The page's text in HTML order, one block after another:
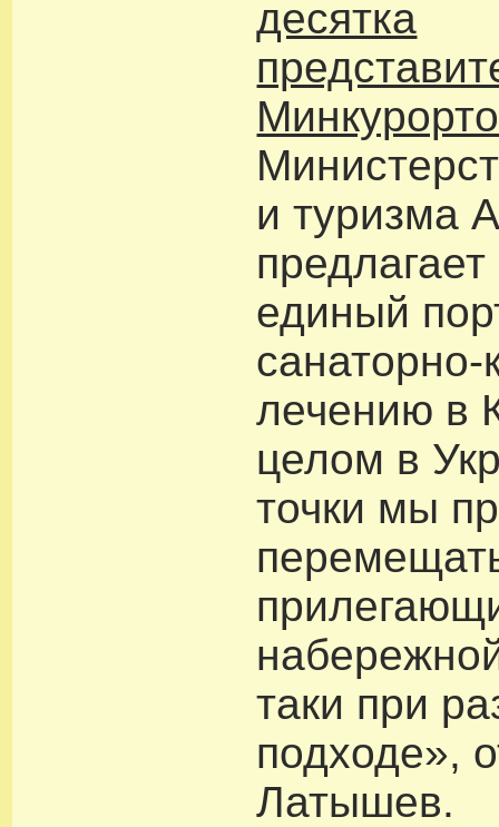
десятка
и туризма
предлагает
единый
санаторно-
лечению в
целом в
точки мы
таки при
подходе»,
Латышев.